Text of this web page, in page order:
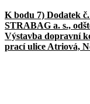
K bodu 7) Dodatek
STRABAG a. s.,
Výstavba dopravní
prací ulice Atriová,